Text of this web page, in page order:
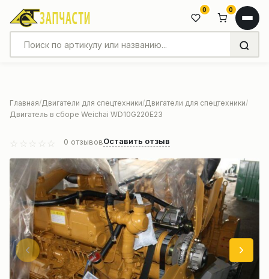
0 0
Главная Двигатели для спецтехники Двигатели для спецтехники
Двигатель в сборе Weichai WD10G220E23
0 отзывовОставить отзыв